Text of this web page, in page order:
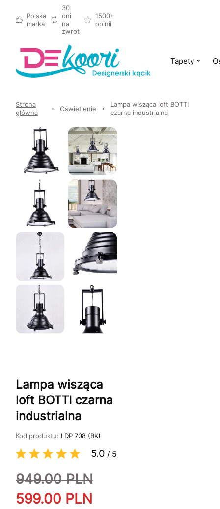
Polska
marka
30
dni
na
zwrot
1500+
opinii
Tapety
Strona
główna
Oświetlenie
Lampa wisząca loft BOTTI
czarna industrialna
Lampa wisząca
loft BOTTI czarna
industrialna
Kod produktu: LDP 708 (BK)
5.0 / 5
949.00PLN
599.00 PLN